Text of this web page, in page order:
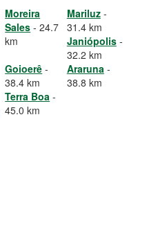
Moreira
Sales - 24.7
km
Mariluz-
31.4 km
Janiópolis-
32.2 km
Goioerê -
38.4 km
Araruna-
38.8 km
Terra Boa -
45.0 km